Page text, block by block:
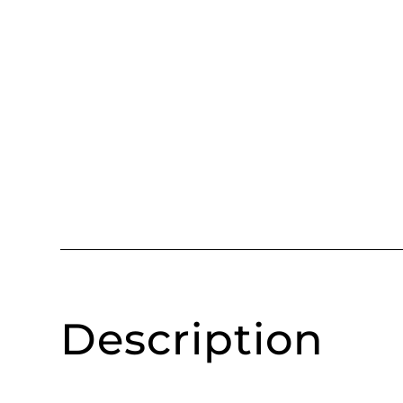
Description